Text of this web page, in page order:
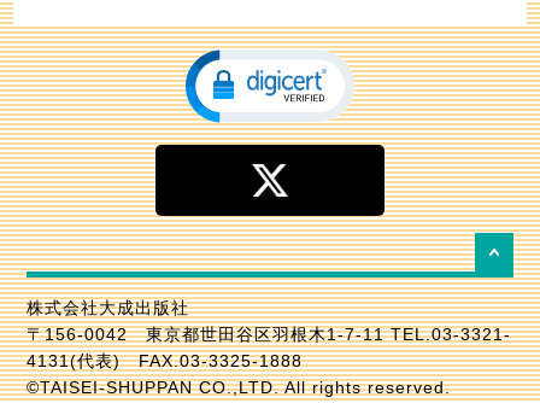
株式会社大成出版社
〒156-0042 東京都世田谷区羽根木1-7-11 TEL.03-3321-
4131(代表) FAX.03-3325-1888
©TAISEI-SHUPPAN CO.,LTD. All rights reserved.